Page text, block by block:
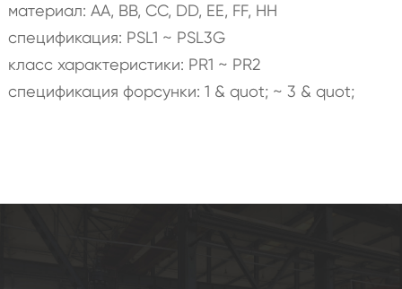
материал: AA, BB, CC, DD, EE, FF, HH
спецификация: PSL1 ~ PSL3G
класс характеристики: PR1 ~ PR2
спецификация форсунки: 1 & quot; ~ 3 & quot;